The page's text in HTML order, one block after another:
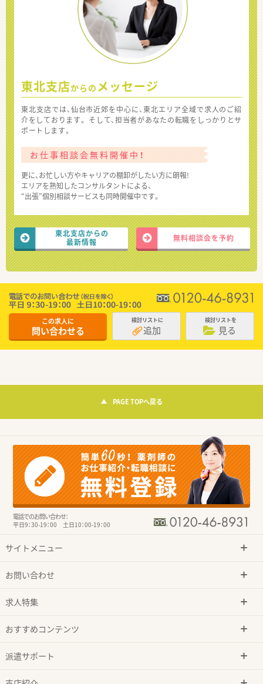
東北支店からの メッセージ
東北支店では、仙台市近郊を中心に、東北エリア全域で求人のご紹
介をしております。 そして、担当者があなたの転職をしっかりとサ
ポートします。
お仕事相談会無料開催中！
更に、お忙しい方やキャリアの棚卸がしたい方に朗報!
エリアを熟知したコンサルタントによる、
“出張”個別相談サービスも同時開催中です。
東北支店からの
最新情報
無料相談会を予約
この求人に
問い合わせる
検討リストに
追加
検討リストを
見る
PAGE TOPへ戻る
電話でのお問い合わせ：
平日9：30-19：00 土日10：00-19：00
サイトメニュー
お問い合わせ
求人特集
おすすめコンテンツ
派遣サポート